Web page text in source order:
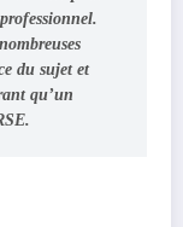
du sujet et
qu’un